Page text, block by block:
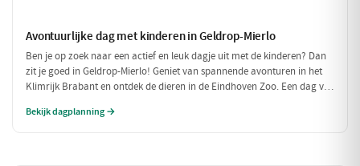
Avontuurlijke dag met kinderen in Geldrop-Mierlo
Ben je op zoek naar een actief en leuk dagje uit met de kinderen? Dan
zit je goed in Geldrop-Mierlo! Geniet van spannende avonturen in het
Klimrijk Brabant en ontdek de dieren in de Eindhoven Zoo. Een dag vol
Bekijk dagplanning →